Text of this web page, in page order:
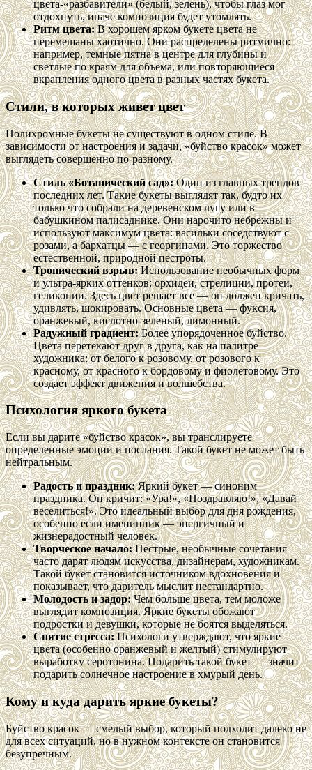
цвета-«разбавители» (белый, зелень), чтобы глаз мог
отдохнуть, иначе композиция будет утомлять.
Ритм цвета:В хорошем ярком букете цвета не
перемешаны хаотично. Они распределены ритмично:
например, темные пятна в центре для глубины и
светлые по краям для объема, или повторяющиеся
вкрапления одного цвета в разных частях букета.
Стили, в которых живет цвет
Полихромные букеты не существуют в одном стиле. В
зависимости от настроения и задачи, «буйство красок» может
выглядеть совершенно по-разному.
Стиль «Ботанический сад»:Один из главных трендов
последних лет. Такие букеты выглядят так, будто их
только что собрали на деревенском лугу или в
бабушкином палисаднике. Они нарочито небрежны и
используют максимум цвета: васильки соседствуют с
розами, а бархатцы — с георгинами. Это торжество
естественной, природной пестроты.
Тропический взрыв:Использование необычных форм
и ультра-ярких оттенков: орхидеи, стрелиции, протеи,
геликонии. Здесь цвет решает все — он должен кричать,
удивлять, шокировать. Основные цвета — фуксия,
оранжевый, кислотно-зеленый, лимонный.
Радужный градиент:Более упорядоченное буйство.
Цвета перетекают друг в друга, как на палитре
художника: от белого к розовому, от розового к
красному, от красного к бордовому и фиолетовому. Это
создает эффект движения и волшебства.
Психология яркого букета
Если вы дарите «буйство красок», вы транслируете
определенные эмоции и послания. Такой букет не может быть
нейтральным.
Радость и праздник:Яркий букет — синоним
праздника. Он кричит: «Ура!», «Поздравляю!», «Давай
веселиться!». Это идеальный выбор для дня рождения,
особенно если именинник — энергичный и
жизнерадостный человек.
Творческое начало:Пестрые, необычные сочетания
часто дарят людям искусства, дизайнерам, художникам.
Такой букет становится источником вдохновения и
показывает, что даритель мыслит нестандартно.
Молодость и задор:Чем больше цвета, тем моложе
выглядит композиция. Яркие букеты обожают
подростки и девушки, которые не боятся выделяться.
Снятие стресса:Психологи утверждают, что яркие
цвета (особенно оранжевый и желтый) стимулируют
выработку серотонина. Подарить такой букет — значит
подарить солнечное настроение в хмурый день.
Кому и куда дарить яркие букеты?
Буйство красок — смелый выбор, который подходит далеко не
для всех ситуаций, но в нужном контексте он становится
безупречным.